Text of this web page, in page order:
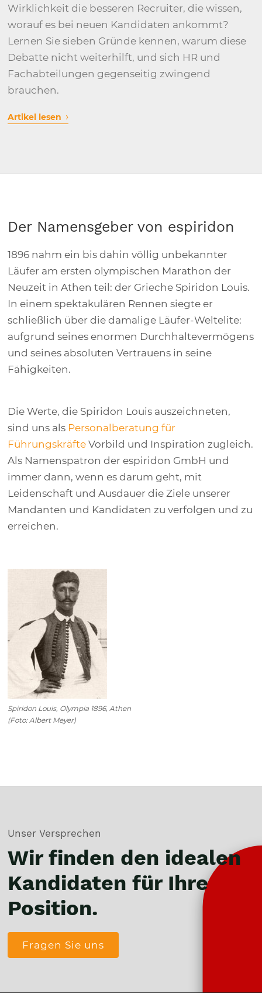
Wirklichkeit die besseren Recruiter, die wissen,
worauf es bei neuen Kandidaten ankommt?
Lernen Sie sieben Gründe kennen, warum diese
Debatte nicht weiterhilft, und sich HR und
Fachabteilungen gegenseitig zwingend
brauchen.
Artikel lesen ›
Der Namensgeber von espiridon
1896 nahm ein bis dahin völlig unbekannter
Läufer am ersten olympischen Marathon der
Neuzeit in Athen teil: der Grieche Spiridon Louis.
In einem spektakulären Rennen siegte er
schließlich über die damalige Läufer-Weltelite:
aufgrund seines enormen Durchhaltevermögens
und seines absoluten Vertrauens in seine
Fähigkeiten.
Die Werte, die Spiridon Louis auszeichneten,
sind uns als Personalberatung für
Führungskräfte Vorbild und Inspiration zugleich.
Als Namenspatron der espiridon GmbH und
immer dann, wenn es darum geht, mit
Leidenschaft und Ausdauer die Ziele unserer
Mandanten und Kandidaten zu verfolgen und zu
erreichen.
Spiridon Louis, Olympia 1896, Athen
(Foto: Albert Meyer)
Unser Versprechen
Wir finden den idealen
Kandidaten für Ihre
Position.
Fragen Sie uns